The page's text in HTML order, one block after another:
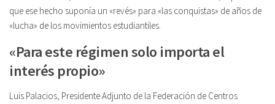
que ese hecho suponía un «revés» para «las conquistas» de años de
«lucha» de los movimientos estudiantiles.
«Para este régimen solo importa el
interés propio»
Luis Palacios, Presidente Adjunto de la Federación de Centros